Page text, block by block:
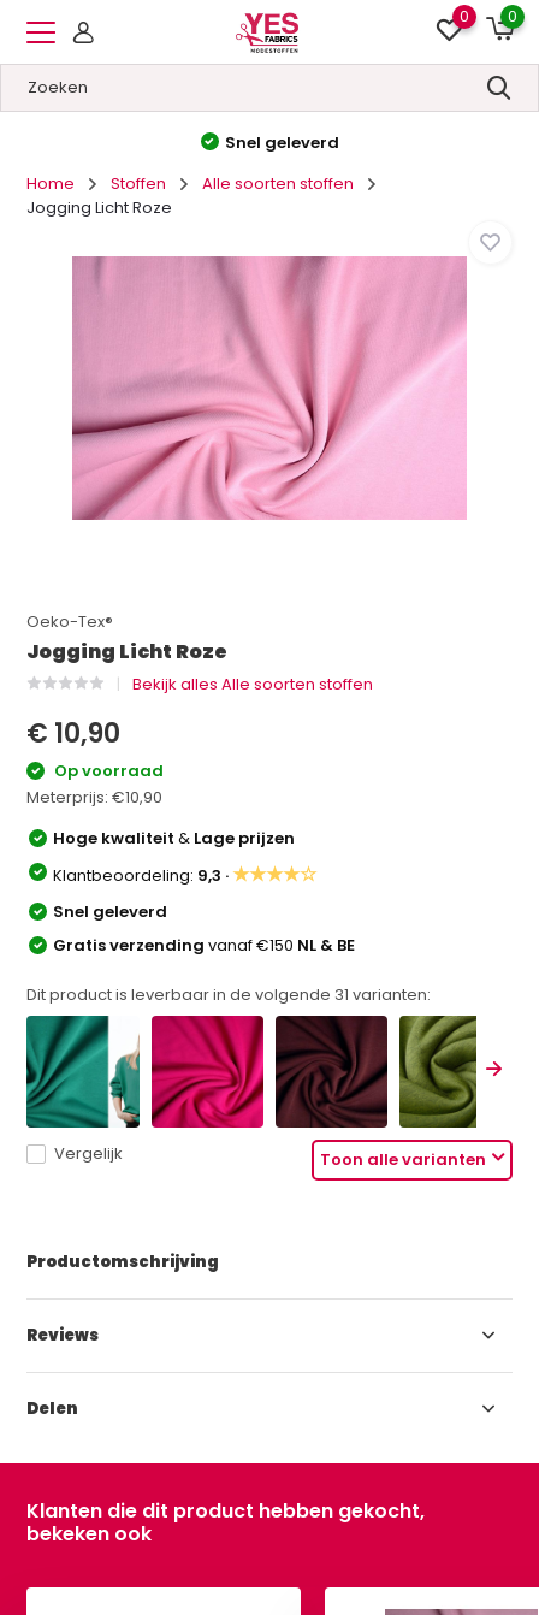
0 0
Hoge kwaliteit&Lage prijzen
Home
Stoffen
Alle soorten stoffen
Jogging Licht Roze
Oeko-Tex®
Jogging Licht Roze
Bekijk alles Alle soorten stoffen
€ 10,90
Op voorraad
Meterprijs:€10,90
Hoge kwaliteit& Lage prijzen
Klantbeoordeling: 9,3 ·★★★★☆
Snel geleverd
Gratis verzendingvanaf €150 NL & BE
Dit product is leverbaar in de volgende 31 varianten:
Toon alle varianten
Vergelijk
Productomschrijving
Reviews
Delen
Klanten die dit product hebben gekocht,
bekeken ook